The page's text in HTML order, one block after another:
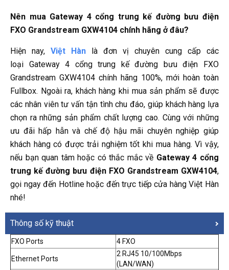
Nên mua Gateway 4 cổng trung kế đường bưu điện
FXO Grandstream GXW4104 chính hãng ở đâu?
Hiện nay, Việt Hàn là đơn vị chuyên cung cấp các
loại Gateway 4 cổng trung kế đường bưu điện FXO
Grandstream GXW4104 chính hãng 100%, mới hoàn toàn
Fullbox. Ngoài ra, khách hàng khi mua sản phẩm sẽ được
các nhân viên tư vấn tận tình chu đáo, giúp khách hàng lựa
chọn ra những sản phẩm chất lượng cao. Cùng với những
ưu đãi hấp hẫn và chế độ hậu mãi chuyên nghiệp giúp
khách hàng có được trải nghiệm tốt khi mua hàng. Vì vậy,
nếu bạn quan tâm hoặc có thắc mắc về Gateway 4 cổng
trung kế đường bưu điện FXO Grandstream GXW4104,
gọi ngay đến Hotline hoặc đến trực tiếp cửa hàng Việt Hàn
nhé!
Thông số kỹ thuật
FXO Ports 4 FXO
Ethernet Ports
2 RJ45 10/100Mbps
(LAN/WAN)